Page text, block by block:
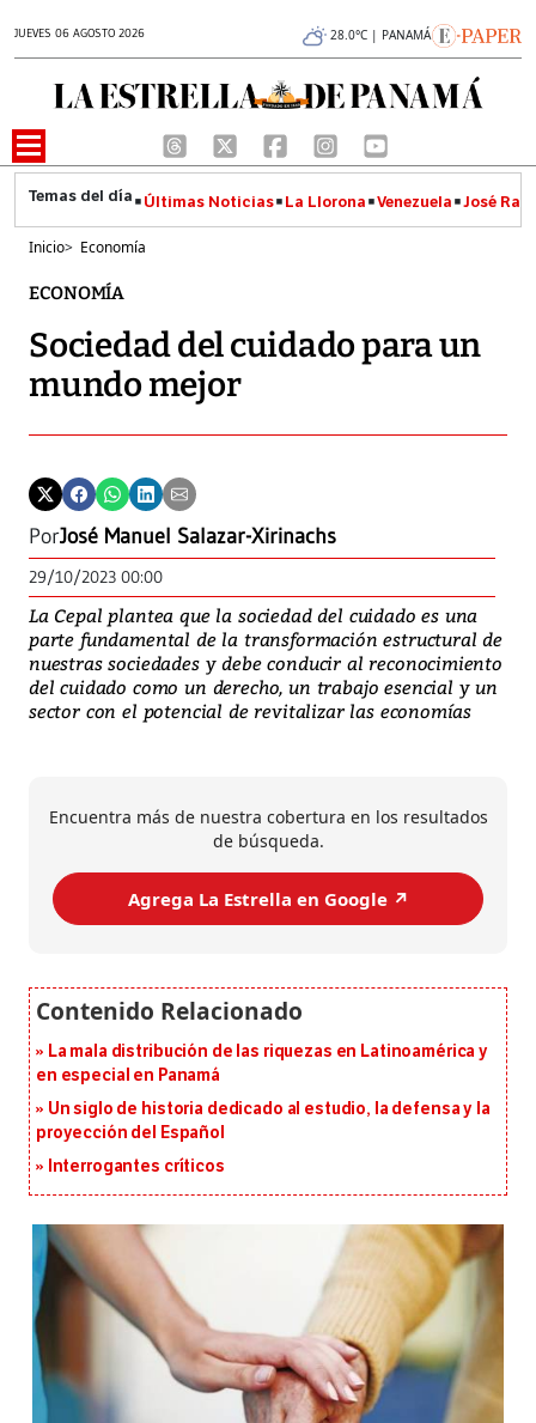
JUEVES 06 AGOSTO 2026 28.0°C | PANAMÁ
Últimas Noticias La Llorona Venezuela José
Inicio> Economía
ECONOMÍA
Sociedad del cuidado para un
mundo mejor
PorJosé Manuel Salazar-Xirinachs
29/10/2023 00:00
La Cepal plantea que la sociedad del cuidado es una
parte fundamental de la transformación estructural de
nuestras sociedades y debe conducir al reconocimiento
del cuidado como un derecho, un trabajo esencial y un
sector con el potencial de revitalizar las economías
Encuentra más de nuestra cobertura en los resultados
de búsqueda.
Agrega La Estrella en Google ↗️
La mala distribución de las riquezas en Latinoamérica y
en especial en Panamá
Un siglo de historia dedicado al estudio, la defensa y la
proyección del Español
Interrogantes críticos